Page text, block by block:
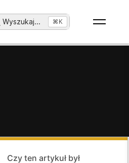
Wyszukaj... ⌘K
Czy ten artykuł był